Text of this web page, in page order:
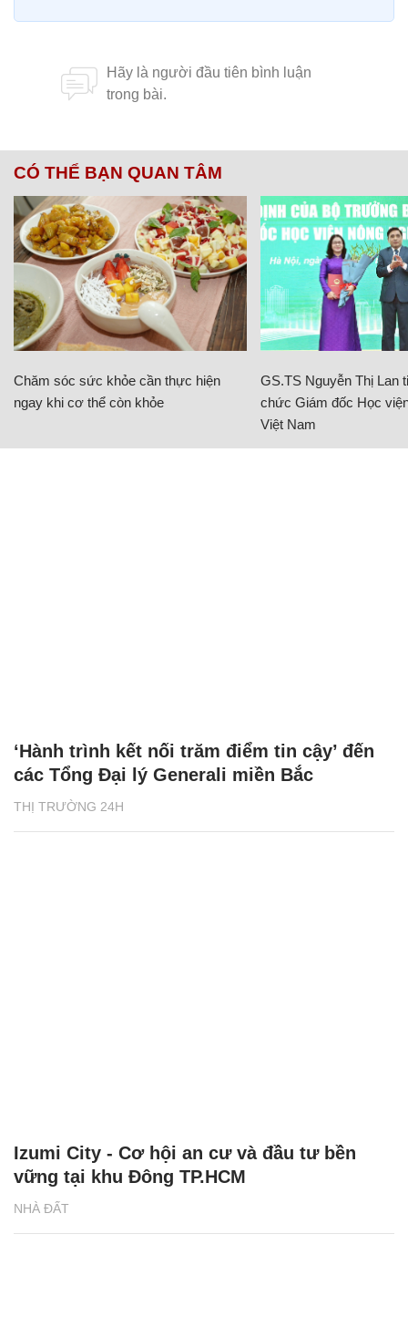
CÓ THỂ BẠN QUAN TÂM
Chăm sóc sức khỏe cần thực hiện
ngay khi cơ thể còn khỏe
GS.TS Nguyễn Thị Lan
chức Giám đốc Học
Việt Nam
THỊ TRƯỜNG 24H
‘Hành trình kết nối trăm điểm tin cậy’ đến
các Tổng Đại lý Generali miền Bắc
NHÀ ĐẤT
Izumi City - Cơ hội an cư và đầu tư bền
vững tại khu Đông TP.HCM